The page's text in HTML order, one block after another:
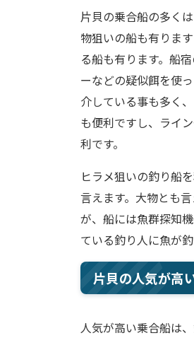
片貝の乗合船の多く
物狙いの船も有りま
る船も有ります。船
ーなどの疑似餌を使
介している事も多く
も便利ですし、ライ
利です。
ヒラメ狙いの釣り船
言えます。大物とも
が、船には魚群探知
ている釣り人に魚が
片貝の人気が高
人気が高い乗合船は